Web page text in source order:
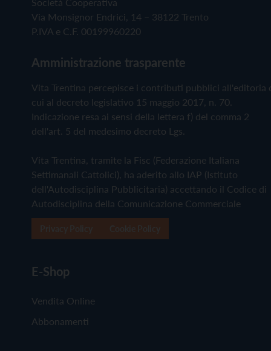
Via Monsignor Endrici, 14 – 38122 Trento
P.IVA e C.F. 00199960220
Amministrazione trasparente
Vita Trentina percepisce i contributi pubblici all'editoria
cui al decreto legislativo 15 maggio 2017, n. 70.
Indicazione resa ai sensi della lettera f) del comma 2
dell'art. 5 del medesimo decreto Lgs.
Vita Trentina, tramite la Fisc (Federazione Italiana
Settimanali Cattolici), ha aderito allo IAP (Istituto
dell'Autodisciplina Pubblicitaria) accettando il Codice di
Autodisciplina della Comunicazione Commerciale
E-Shop
Vendita Online
Abbonamenti